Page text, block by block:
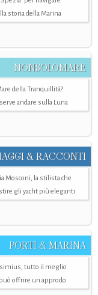
storia della Marina
NONSOLOMARE
della Tranquillità?
andare sulla Luna
& RACCONTI
Mosconi, la stilista che
gli yacht più eleganti
PORTI & MARINA
tutto il meglio
offrire un approdo